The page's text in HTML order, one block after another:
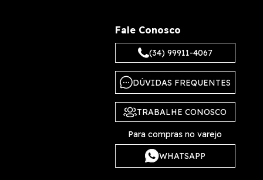
Fale Conosco
(34) 99911-4067
DÚVIDAS FREQUENTES
TRABALHE CONOSCO
Para compras no varejo
WHATSAPP